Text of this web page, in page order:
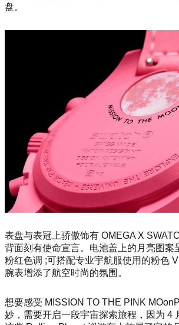
盘。
表盘与表冠上骄傲饰有 OMEGA X
背面刻有使命宣言。电池盖上的月亮图案
粉红色调 ;可搭配专业宇航服使用的粉色
腕表增添了航空时尚的氛围。
想要感受 MISSION TO THE PINK MOo
妙，需要开启一段宇宙探索旅程，因为 4